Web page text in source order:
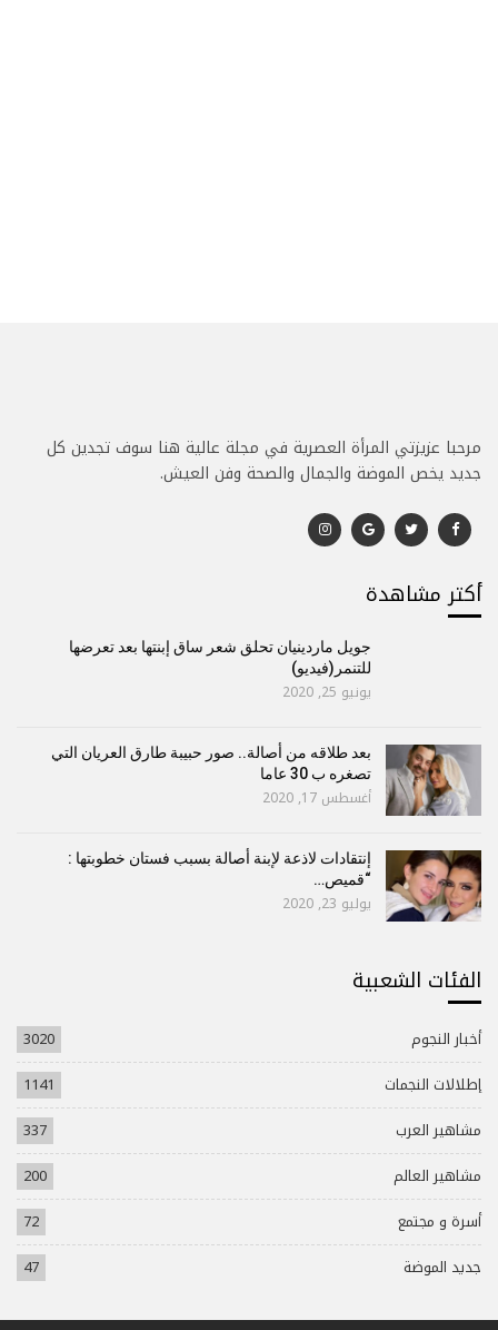
مرحبا عزيزتي المرأة العصرية في مجلة عالية هنا سوف تجدين كل
جديد يخص الموضة والجمال والصحة وفن العيش.
أكتر مشاهدة
جويل ماردينيان تحلق شعر ساق إبنتها بعد تعرضها
للتنمر(فيديو)
يونيو 25, 2020
بعد طلاقه من أصالة.. صور حبيبة طارق العريان التي
تصغره ب 30 عاما
أغسطس 17, 2020
إنتقادات لاذعة لإبنة أصالة بسبب فستان خطوبتها :
“قميص…
يوليو 23, 2020
الفئات الشعبية
أخبار النجوم
3020
إطلالات النجمات
1141
مشاهير العرب
337
مشاهير العالم
200
أسرة و مجتمع
72
جديد الموضة
47